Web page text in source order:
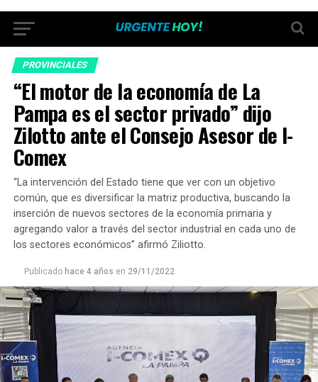
PROVINCIALES
“El motor de la economía de La
Pampa es el sector privado” dijo
Zilotto ante el Consejo Asesor de I-
Comex
“La intervención del Estado tiene que ver con un objetivo
común, que es diversificar la matriz productiva, buscando la
inserción de nuevos sectores de la economía primaria y
agregando valor a través del sector industrial en cada uno de
los sectores económicos” afirmó Ziliotto.
Publicado hace 4 años en 29/11/2022